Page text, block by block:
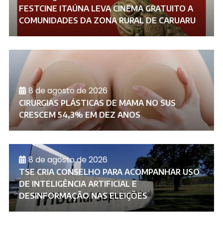
FESTCINE ITAÚNA LEVA CINEMA GRATUITO A
COMUNIDADES DA ZONA RURAL DE CARUARU
8 de agosto de 2026
CIRURGIAS PLÁSTICAS DE MAMA NO SUS
CRESCEM 54,3% EM DEZ ANOS
8 de agosto de 2026
TSE CRIA CONSELHO PARA ACOMPANHAR USO
DE INTELIGÊNCIA ARTIFICIAL E
DESINFORMAÇÃO NAS ELEIÇÕES